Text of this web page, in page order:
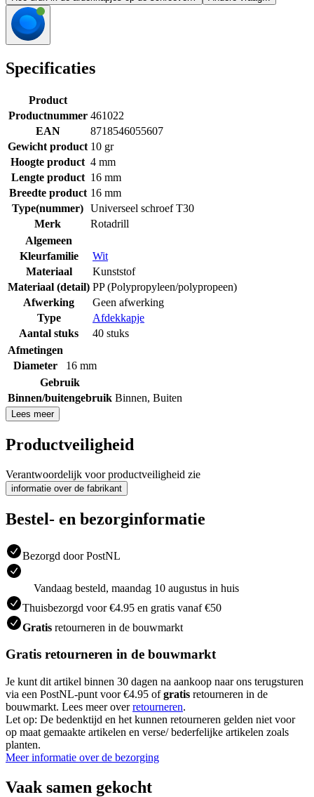
Specificaties
Product
Productnummer 461022
EAN
8718546055607
Gewicht product 10 gr
Hoogte product 4 mm
Lengte product 16 mm
Breedte product 16 mm
Type(nummer) Universeel schroef T30
Merk
Rotadrill
Algemeen
Kleurfamilie
Wit
Materiaal
Kunststof
Materiaal (detail) PP (Polypropyleen/polypropeen)
Afwerking
Geen afwerking
Type
Afdekkapje
Aantal stuks
40 stuks
Afmetingen
Diameter
16 mm
Gebruik
Binnen/buitengebruik Binnen, Buiten
Lees meer
Productveiligheid
Verantwoordelijk voor productveiligheid zie
informatie over de fabrikant
Bestel- en bezorginformatie
Bezorgd door PostNL
Vandaag besteld, maandag 10 augustus in huis
Thuisbezorgd voor €4.95 en gratis vanaf €50
Gratis retourneren in de bouwmarkt
Gratis retourneren in de bouwmarkt
Je kunt dit artikel binnen 30 dagen na aankoop naar ons terugsturen
via een PostNL-punt voor €4.95 ofgratis retourneren in de
bouwmarkt. Lees meer overretourneren.
Let op: De bedenktijd en het kunnen retourneren gelden niet voor
op maat gemaakte artikelen en verse/ bederfelijke artikelen zoals
planten.
Meer informatie over de bezorging
Vaak samen gekocht